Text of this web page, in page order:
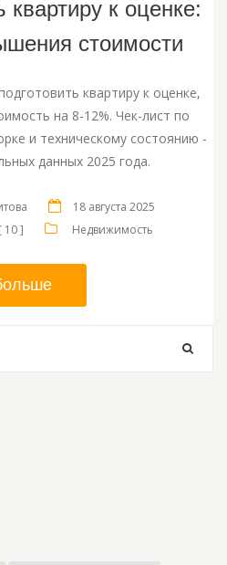
квартиру к оценке:
стоимости
квартиру к оценке,
на 8-12%. Чек-лист по
и техническому состоянию -
данных 2025 года.
18 августа 2025
10 ]
Недвижимость